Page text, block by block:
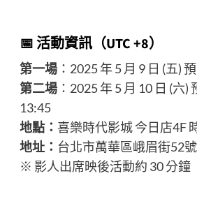
📅 活動資訊（UTC +8）
第一場：2025 年 5 月 9 日 (五)
第二場：2025 年 5 月 10 日 (六)
13:45
地點： 喜樂時代影城 今日店4F
地址： 台北市萬華區峨眉街52
※ 影人出席映後活動約 30 分鐘